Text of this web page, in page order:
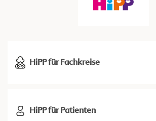
HiPP für Fachkreise
HiPP für Patienten